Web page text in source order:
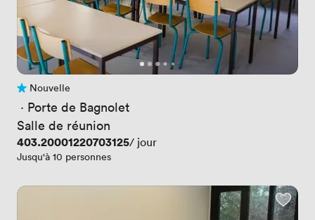
Pas encore d'avis
Nouvelle
· Porte de Bagnolet
Salle de réunion
Prix
403.20001220703125/ jour
Jusqu'à 10 personnes